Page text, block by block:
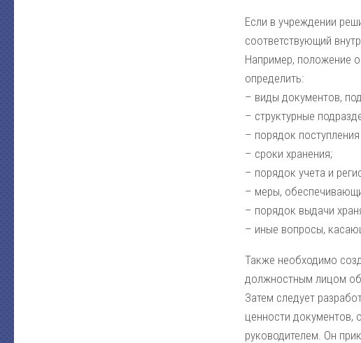
Если в учреждении
соответствующий
Например, положение
определить:
– виды документов,
– структурные
– порядок
– сроки хранения;
– порядок учета и
– меры,
– порядок выдачи
– иные вопросы,
Также необходимо
должностным лицом
Затем следует
ценности документов,
руководителем. Он